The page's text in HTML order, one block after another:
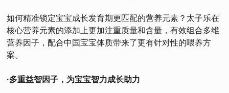
如何精准锁定宝宝成长发育期更匹配的营养元素？太子乐在
核心营养元素的添加上更加注重质量和含量，有效组合多维
营养因子，配合中国宝宝体质带来了更有针对性的喂养方
案。
·多重益智因子，为宝宝智力成长助力